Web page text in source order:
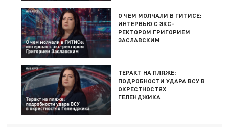
О ЧЕМ МОЛЧАЛИ В ГИТИСЕ:
ИНТЕРВЬЮ С ЭКС-
РЕКТОРОМ ГРИГОРИЕМ
ЗАСЛАВСКИМ
ТЕРАКТ НА ПЛЯЖЕ:
ПОДРОБНОСТИ УДАРА ВСУ В
ОКРЕСТНОСТЯХ
ГЕЛЕНДЖИКА